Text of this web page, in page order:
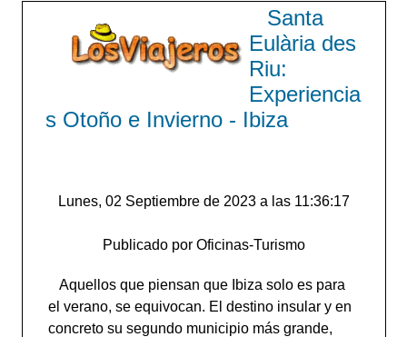
Santa
Eulària des
Riu:
Experiencia
s Otoño e Invierno - Ibiza
Lunes, 02 Septiembre de 2023 a las 11:36:17
Publicado por Oficinas-Turismo
Aquellos que piensan que Ibiza solo es para
el verano, se equivocan. El destino insular y en
concreto su segundo municipio más grande,